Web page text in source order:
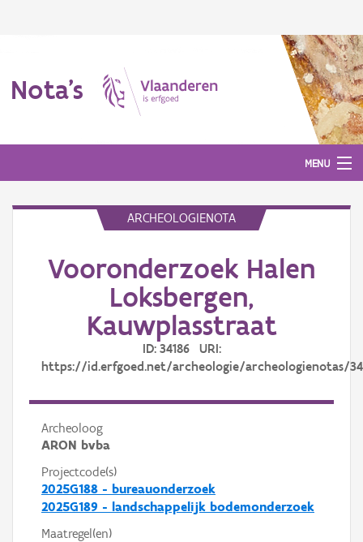
Nota's
MENU
Aanmelden
ARCHEOLOGIENOTA
Vooronderzoek Halen
Loksbergen,
Kauwplasstraat
ID: 34186 URI:
https://id.erfgoed.net/archeologie/archeologienotas/
Archeoloog
ARON bvba
Projectcode(s)
2025G188 - bureauonderzoek
2025G189 - landschappelijk bodemonderzoek
Maatregel(en)